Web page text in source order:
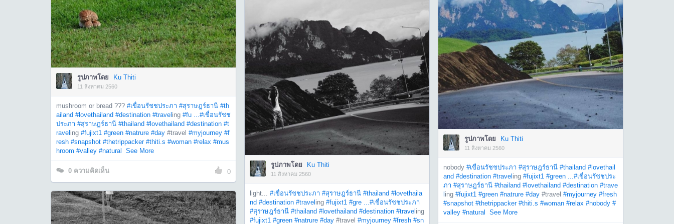
รูปภาพโดย Ku Thiti
11 สิงหาคม 2560
mushroom or bread ??? #เขื่อนรัชชประภา #สุราษฎร์ธานี #th
ailand #lovethailand #destination #travel ing #fu ...#เขื่อนรัชช
ประภา #สุราษฎร์ธานี #thailand #lovethailand #destination #t
ravel ing #fujixt1 #green #natrure #day #travel #myjourney #f
resh #snapshot #thetrippacker #thiti.s #woman #relax #mus
hroom #valley #natural See More
0 ความคิดเห็น 0
รูปภาพโดย Ku Thiti
11 สิงหาคม 2560
nobody #เขื่อนรัชชประภา #สุราษฎร์ธานี #thailand #lovethail
and #destination #travel ing #fujixt1 #green ...#เขื่อนรัชชประ
ภา #สุราษฎร์ธานี #thailand #lovethailand #destination #trave
ing #fujixt1 #green #natrure #day #travel #myjourney #fresh
#snapshot #thetrippacker #thiti.s #woman #relax #nobody #
valley #natural See More
รูปภาพโดย Ku Thiti
11 สิงหาคม 2560
light... #เขื่อนรัชชประภา #สุราษฎร์ธานี #thailand #lovethaila
nd #destination #travel ing #fujixt1 #gre ...#เขื่อนรัชชประภา
#สุราษฎร์ธานี #thailand #lovethailand #destination #travel ing
#fujixt1 #green #natrure #day #travel #myjourney #fresh #sn